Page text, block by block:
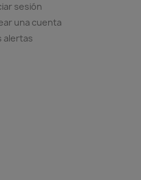
sesión
una cuenta
alertas